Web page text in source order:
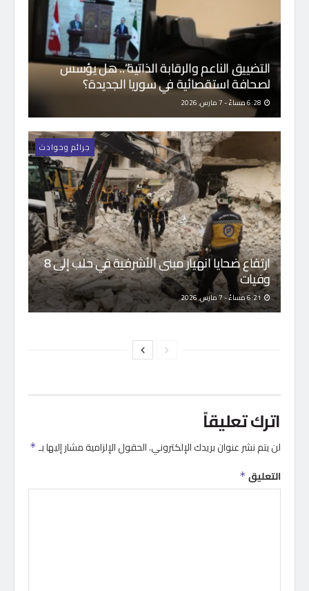
التضييق الناعم والرقابة الذاتية”.. هل يؤسس
لصحافة استقصائية في سوريا الجديدة؟
جرائم وحوادث
ارتفاع ضحايا انهيار مبنى الأشرفية في حلب إلى 8
وفيات
اترك تعليقاً
لن يتم نشر عنوان بريدك الإلكتروني.الحقول الإلزامية مشار إليها بـ *
التعليق *